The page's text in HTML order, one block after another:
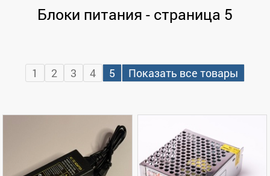
Блоки питания - страница 5
1 2 3 4 5 Показать все товары